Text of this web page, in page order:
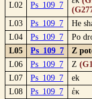
L02 Ps_109_7
L03
Ps_109_7
He
L04
Ps_109_7
Po
L05
Ps_109_7
Z
L06
Ps_109_7 Z
L07
Ps_109_7 ek
L08
Ps_109_7 ἐκ